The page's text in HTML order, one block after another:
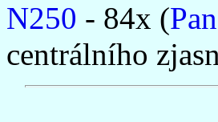
N250 - 84x (
centrálního